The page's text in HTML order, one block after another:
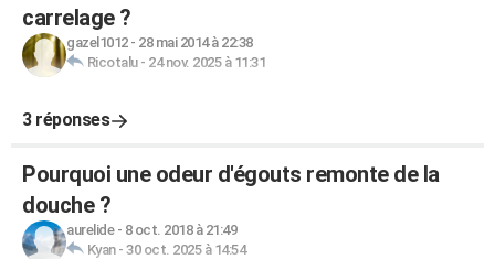
carrelage ?
gazel1012- 28 mai 2014 à 22:38
Ricotalu- 24 nov. 2025 à 11:31
3 réponses
Pourquoi une odeur d'égouts remonte de la
douche ?
aurelide- 8 oct. 2018 à 21:49
Kyan- 30 oct. 2025 à 14:54